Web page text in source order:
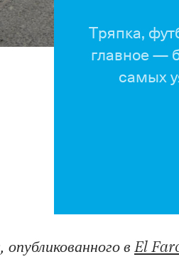
Тряпка,
главное —
самых
в El